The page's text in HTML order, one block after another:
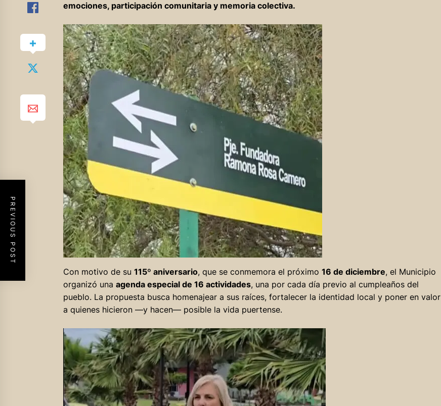
emociones, participación comunitaria y memoria colectiva.
Con motivo de su 115º aniversario, que se conmemora el próximo 16 de diciembre, el Municipio
organizó una agenda especial de 16 actividades, una por cada día previo al cumpleaños del
pueblo. La propuesta busca homenajear a sus raíces, fortalecer la identidad local y poner en valor
a quienes hicieron —y hacen— posible la vida puertense.
PREVIOUS POST